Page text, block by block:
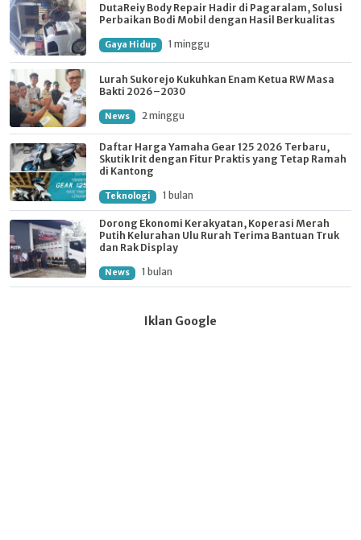
DutaReiy Body Repair Hadir di Pagaralam, Solusi
Perbaikan Bodi Mobil dengan Hasil Berkualitas
Gaya Hidup 1 minggu
Lurah Sukorejo Kukuhkan Enam Ketua RW Masa
Bakti 2026–2030
News 2 minggu
Daftar Harga Yamaha Gear 125 2026 Terbaru,
Skutik Irit dengan Fitur Praktis yang Tetap Ramah
di Kantong
Teknologi 1 bulan
Dorong Ekonomi Kerakyatan, Koperasi Merah
Putih Kelurahan Ulu Rurah Terima Bantuan Truk
dan Rak Display
News 1 bulan
Iklan Google